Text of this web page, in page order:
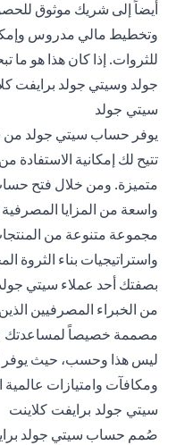
أيضاً إلى شريك موثوق
وتخطيط مالي مدروس
للثروات. إذا كان هذا هو
جولد وسيتي جولد برايفت
سيتي جولد
يوفر حساب سيتي جولد من
تتيح لك إمكانية
متميزة. ومن خلال فتح
واسعة من المزايا المصرفية
مجموعة متنوعة من المنتجات
واستراتيجيات بناء الثروة
بصفتك أحد عملاء سيتي
من الخبراء المصرفيين
مصممة خصيصاً لمساعدتك
ليس هذا وحسب، حيث يوفر
ومكافآت وامتيازات
سيتي جولد برايفت كلاينت
صُمم حساب سيتي جولد